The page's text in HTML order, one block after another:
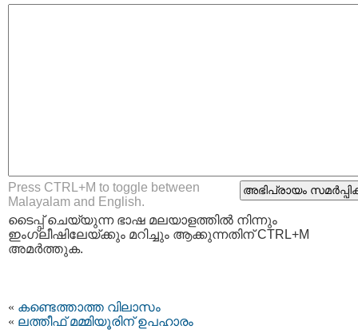
Press CTRL+M to toggle between
Malayalam and English.
ടൈപ്പ്‌ ചെയ്യുന്ന ഭാഷ മലയാളത്തില്‍ നിന്നും
ഇംഗ്ലീഷിലേയ്ക്കും മറിച്ചും ആക്കുന്നതിന് CTRL+M
അമര്‍ത്തുക.
« കണ്ടെത്താത്ത വിലാസം
« ലത്തീഫ് മമ്മിയൂരിന് ഉപഹാരം